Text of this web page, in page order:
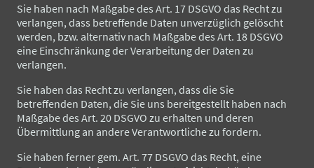
Sie haben nach Maßgabe des Art. 17 DSGVO das Recht zu
verlangen, dass betreffende Daten unverzüglich gelöscht
werden, bzw. alternativ nach Maßgabe des Art. 18 DSGVO
eine Einschränkung der Verarbeitung der Daten zu
verlangen.
Sie haben das Recht zu verlangen, dass die Sie
betreffenden Daten, die Sie uns bereitgestellt haben nach
Maßgabe des Art. 20 DSGVO zu erhalten und deren
Übermittlung an andere Verantwortliche zu fordern.
Sie haben ferner gem. Art. 77 DSGVO das Recht, eine